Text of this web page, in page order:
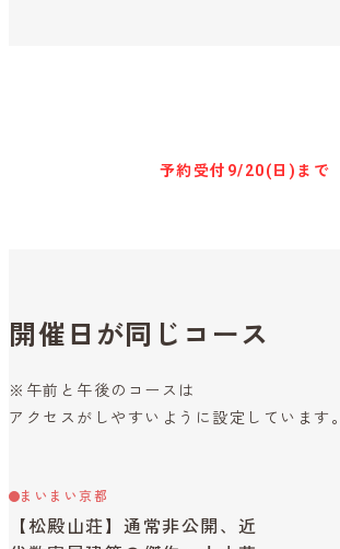
予約受付 9/20(日)まで
開催日が同じコース
※午前と午後のコースは
アクセスがしやすいように設定しています。
まいまい京都
【松殿山荘】通常非公開、近